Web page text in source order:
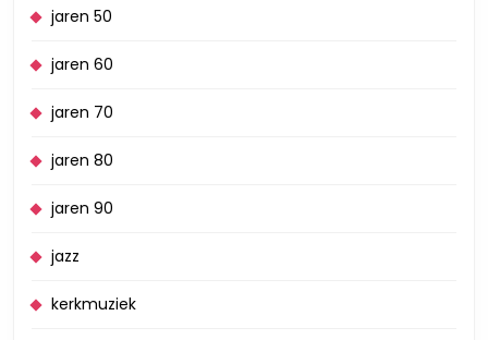
jaren 50
jaren 60
jaren 70
jaren 80
jaren 90
jazz
kerkmuziek